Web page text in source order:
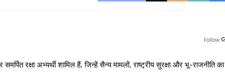
Follow:
रक्षा अभ्यर्थी शामिल हैं, जिन्हें सैन्य मामलों, राष्ट्रीय सुरक्षा और भू-राजनीति का